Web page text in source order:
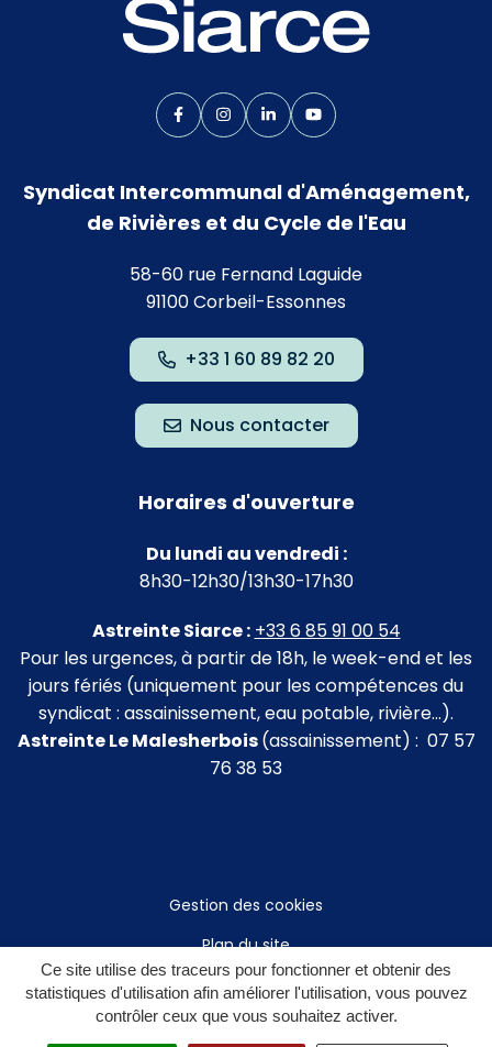
Ce site utilise des traceurs pour fonctionner et obtenir des
statistiques d'utilisation afin améliorer l'utilisation, vous pouvez
contrôler ceux que vous souhaitez activer.
Lien vers le compte Facebook
Lien vers le compte Instagram
Lien vers le compte Linkedin
Lien vers la chaîne
Syndicat Intercommunal d'Aménagement,
de Rivières et du Cycle de l'Eau
58-60 rue Fernand Laguide
91100 Corbeil-Essonnes
+33 1 60 89 82 20
Nous contacter
Horaires d'ouverture
Du lundi au vendredi :
8h30-12h30/13h30-17h30
Astreinte Siarce : +33 6 85 91 00 54
Pour les urgences, à partir de 18h, le week-end et les
jours fériés (uniquement pour les compétences du
syndicat : assainissement, eau potable, rivière…).
Astreinte Le Malesherbois(assainissement) : 07 57
76 38 53
Gestion des cookies
Plan du site
Mentions légales
Politique de confidentialité